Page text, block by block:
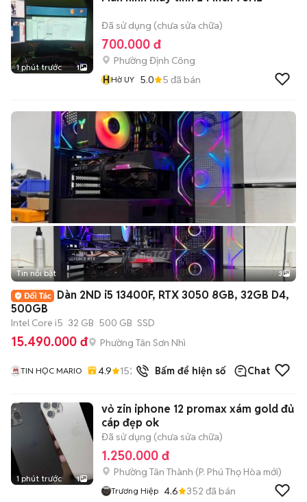
1 phút trước 1
Đã sử dụng (chưa sửa chữa)
700.000 đ
Phường Định Công
HHờ UY 5.0 5 đã bán
Tin nổi bật 3
Dàn 2ND i5 13400F, RTX 3050 8GB, 32GB D4,
500GB
Intel Core i5 32 GB 500 GB SSD
15.490.000 đ Phường Tân Sơn Nhì
TIN HỌC MARIO 4.9 152 đã bánBấm để hiện số Chat
1 phút trước 1
vỏ zin iphone 12 promax xám gold đủ
cáp đẹp ok
Đã sử dụng (chưa sửa chữa)
1.250.000 đ
Phường Tân Thành (P. Phú Thọ Hòa mới)
Trương Hiệp 4.6 352 đã bán